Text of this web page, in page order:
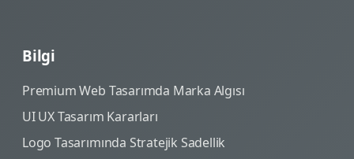
Bilgi
Premium Web Tasarımda Marka Algısı
UI UX Tasarım Kararları
Logo Tasarımında Stratejik Sadellik